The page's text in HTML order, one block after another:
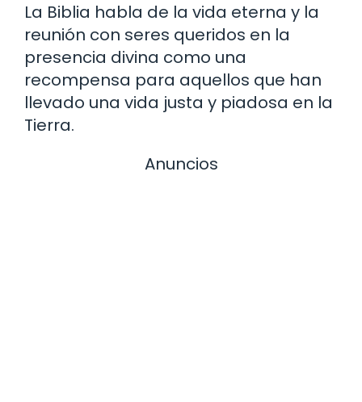
La Biblia habla de la vida eterna y la
reunión con seres queridos en la
presencia divina como una
recompensa para aquellos que han
llevado una vida justa y piadosa en la
Tierra.
Anuncios